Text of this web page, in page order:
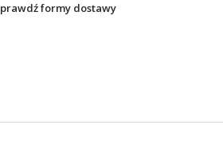
formy dostawy